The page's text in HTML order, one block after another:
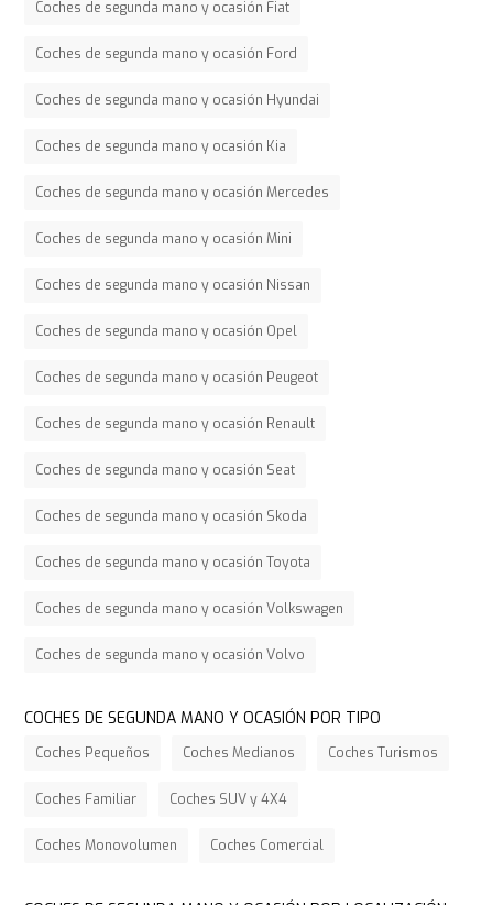
Coches de segunda mano y ocasión Fiat
Coches de segunda mano y ocasión Ford
Coches de segunda mano y ocasión Hyundai
Coches de segunda mano y ocasión Kia
Coches de segunda mano y ocasión Mercedes
Coches de segunda mano y ocasión Mini
Coches de segunda mano y ocasión Nissan
Coches de segunda mano y ocasión Opel
Coches de segunda mano y ocasión Peugeot
Coches de segunda mano y ocasión Renault
Coches de segunda mano y ocasión Seat
Coches de segunda mano y ocasión Skoda
Coches de segunda mano y ocasión Toyota
Coches de segunda mano y ocasión Volkswagen
Coches de segunda mano y ocasión Volvo
COCHES DE SEGUNDA MANO Y OCASIÓN POR TIPO
Coches Pequeños Coches Medianos Coches Turismos
Coches Familiar Coches SUV y 4X4
Coches Monovolumen Coches Comercial